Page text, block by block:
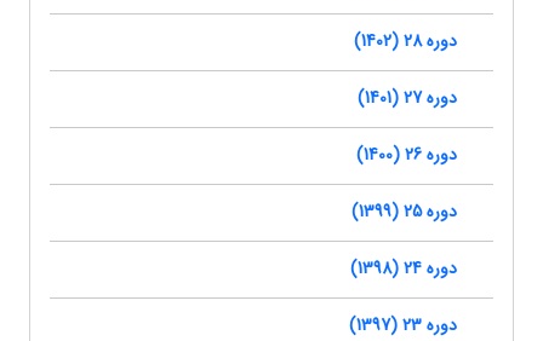
دوره 28 (1402)
دوره 27 (1401)
دوره 26 (1400)
دوره 25 (1399)
دوره 24 (1398)
دوره 23 (1397)